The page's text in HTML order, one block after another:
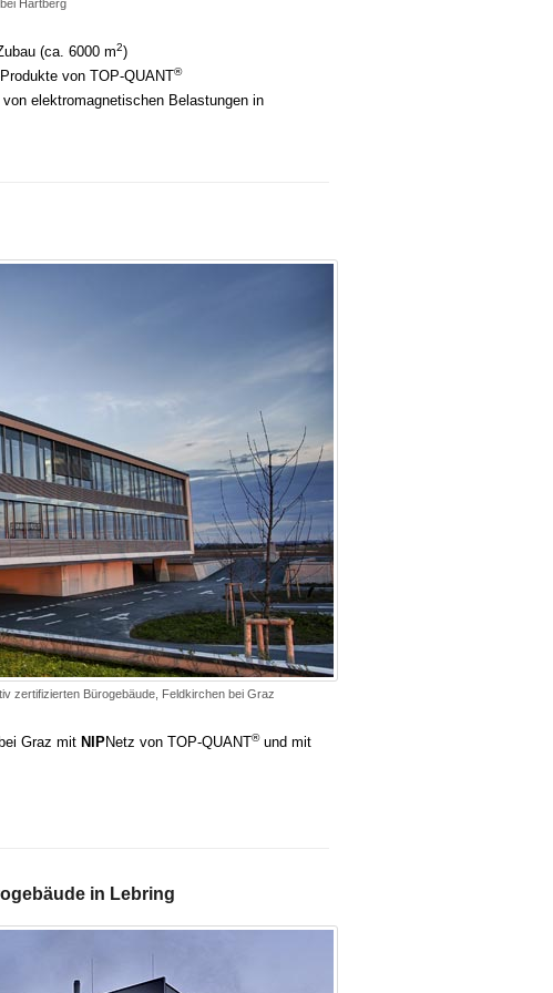
Hartberg
(ca. 6000 m2)
von TOP-QUANT®
elektromagnetischen Belastungen in
zertifizierten Bürogebäude, Feldkirchen bei Graz
Graz mit NIPNetz von TOP-QUANT®und mit
in Lebring